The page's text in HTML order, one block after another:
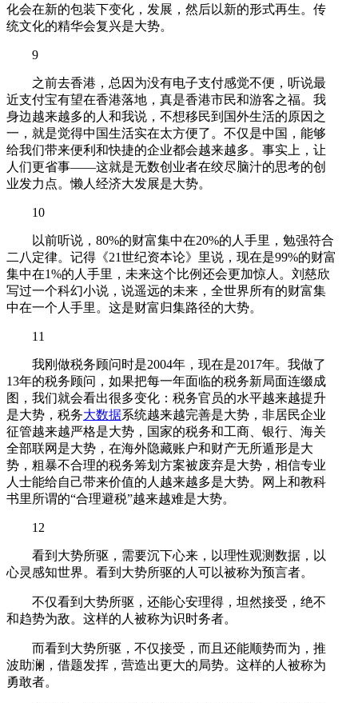
化会在新的包装下变化，发展，然后以新的形式再生。传
统文化的精华会复兴是大势。
9
之前去香港，总因为没有电子支付感觉不便，听说最
近支付宝有望在香港落地，真是香港市民和游客之福。我
身边越来越多的人和我说，不想移民到国外生活的原因之
一，就是觉得中国生活实在太方便了。不仅是中国，能够
给我们带来便利和快捷的企业都会越来越多。事实上，让
人们更省事——这就是无数创业者在绞尽脑汁的思考的创
业发力点。懒人经济大发展是大势。
10
以前听说，80%的财富集中在20%的人手里，勉强符合
二八定律。记得《21世纪资本论》里说，现在是99%的财富
集中在1%的人手里，未来这个比例还会更加惊人。刘慈欣
写过一个科幻小说，说遥远的未来，全世界所有的财富集
中在一个人手里。这是财富归集路径的大势。
11
我刚做税务顾问时是2004年，现在是2017年。我做了
13年的税务顾问，如果把每一年面临的税务新局面连缀成
图，我们就会看出很多变化：税务官员的水平越来越提升
是大势，税务大数据系统越来越完善是大势，非居民企业
征管越来越严格是大势，国家的税务和工商、银行、海关
全部联网是大势，在海外隐藏账户和财产无所遁形是大
势，粗暴不合理的税务筹划方案被废弃是大势，相信专业
人士能给自己带来价值的人越来越多是大势。网上和教科
书里所谓的“合理避税”越来越难是大势。
12
看到大势所驱，需要沉下心来，以理性观测数据，以
心灵感知世界。看到大势所驱的人可以被称为预言者。
不仅看到大势所驱，还能心安理得，坦然接受，绝不
和趋势为敌。这样的人被称为识时务者。
而看到大势所驱，不仅接受，而且还能顺势而为，推
波助澜，借题发挥，营造出更大的局势。这样的人被称为
勇敢者。